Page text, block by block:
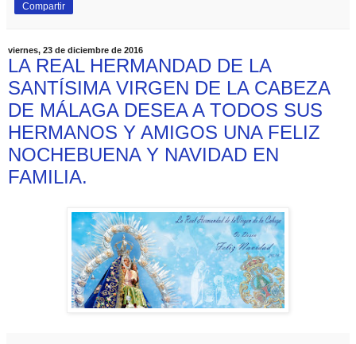
Compartir
viernes, 23 de diciembre de 2016
LA REAL HERMANDAD DE LA
SANTÍSIMA VIRGEN DE LA CABEZA
DE MÁLAGA DESEA A TODOS SUS
HERMANOS Y AMIGOS UNA FELIZ
NOCHEBUENA Y NAVIDAD EN
FAMILIA.